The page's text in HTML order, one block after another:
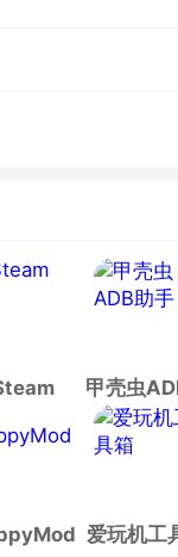
甲壳虫
手
爱玩机工